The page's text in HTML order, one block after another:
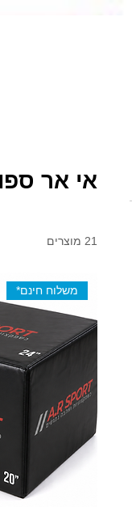
אי אר
21 מוצרים
משלוח חינם*